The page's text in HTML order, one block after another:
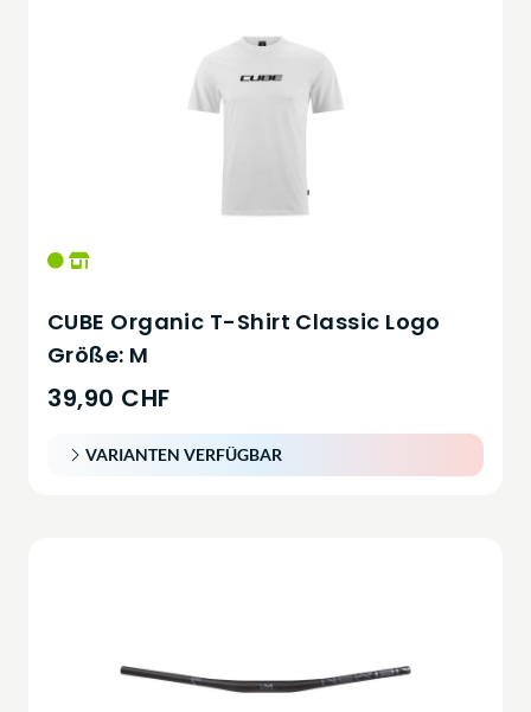
CUBE Organic T-Shirt Classic Logo
Größe: M
39,90 CHF
VARIANTEN VERFÜGBAR